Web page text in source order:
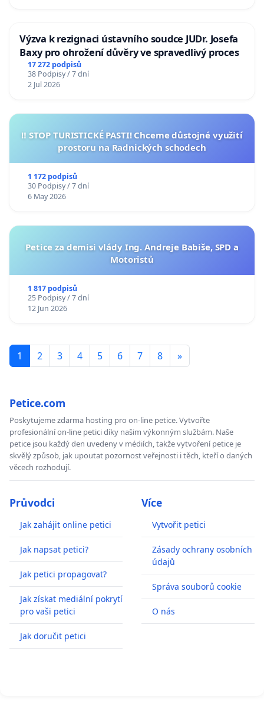
Výzva k rezignaci ústavního soudce JUDr. Josefa
Baxy pro ohrožení důvěry ve spravedlivý proces
17 272 podpisů
38 Podpisy / 7 dní
2 Jul 2026
‼️ STOP TURISTICKÉ PASTI! Chceme důstojné využití
prostoru na Radnických schodech
1 172 podpisů
30 Podpisy / 7 dní
6 May 2026
Petice za demisi vlády Ing. Andreje Babiše, SPD a
Motoristů
1 817 podpisů
25 Podpisy / 7 dní
12 Jun 2026
1 2 3 4 5 6 7 8 »
Petice.com
Poskytujeme zdarma hosting pro on-line petice. Vytvořte
profesionální on-line petici díky našim výkonným službám. Naše
petice jsou každý den uvedeny v médiích, takže vytvoření petice je
skvělý způsob, jak upoutat pozornost veřejnosti i těch, kteří o daných
věcech rozhodují.
Průvodci
Jak zahájit online petici
Jak napsat petici?
Jak petici propagovat?
Jak získat mediální pokrytí
pro vaši petici
Jak doručit petici
Více
Vytvořit petici
Zásady ochrany osobních
údajů
Správa souborů cookie
O nás